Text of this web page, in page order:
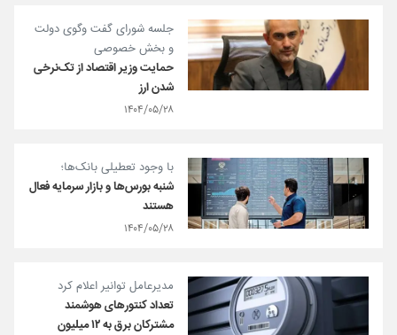
جلسه شورای گفت‌ وگوی دولت
و بخش خصوصی
حمایت وزیر اقتصاد از تک‌نرخی
شدن ارز
۱۴۰۴/۰۵/۲۸
با وجود تعطیلی بانک‌ها؛
شنبه بورس‌ها و بازار سرمایه فعال
هستند
۱۴۰۴/۰۵/۲۸
مدیرعامل توانیر اعلام کرد
تعداد کنتورهای هوشمند
مشترکان برق به ۱۲ میلیون